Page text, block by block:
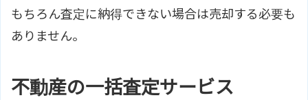
もちろん査定に納得できない場合は売却する必要も
ありません。
不動産の一括査定サービス